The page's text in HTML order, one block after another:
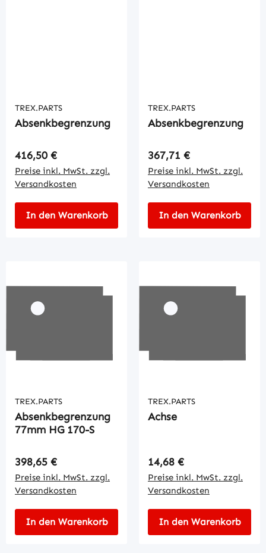
TREX.PARTS
Absenkbegrenzung
Regulärer Preis:
416,50 €
Preise inkl. MwSt. zzgl.
Versandkosten
In den Warenkorb
TREX.PARTS
Absenkbegrenzung
Regulärer Preis:
367,71 €
Preise inkl. MwSt. zzgl.
Versandkosten
In den Warenkorb
TREX.PARTS
Absenkbegrenzung
77mm HG 170-S
Regulärer Preis:
398,65 €
Preise inkl. MwSt. zzgl.
Versandkosten
In den Warenkorb
TREX.PARTS
Achse
Regulärer Preis:
14,68 €
Preise inkl. MwSt. zzgl.
Versandkosten
In den Warenkorb